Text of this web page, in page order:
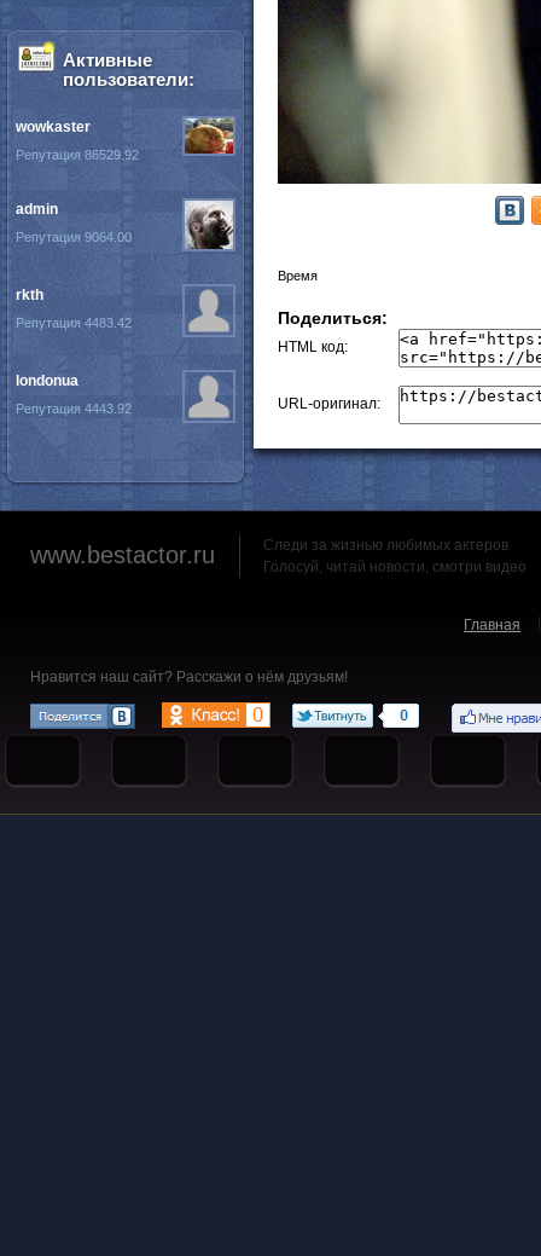
Время
Поделиться:
HTML код:
URL-оригинал:
Активные
пользователи:
wowkaster
Репутация 86529.92
admin
Репутация 9064.00
rkth
Репутация 4483.42
londonua
Репутация 4443.92
www.bestactor.ru
Следи за жизнью любимых актеров
Голосуй, читай новости, смотри видео
Главная
Нравится наш сайт? Расскажи о нём друзьям!